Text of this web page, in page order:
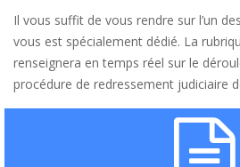
Il vous suffit de vous rendre sur l’un
vous est spécialement dédié. La
renseignera en temps réel sur le
procédure de redressement judiciaire